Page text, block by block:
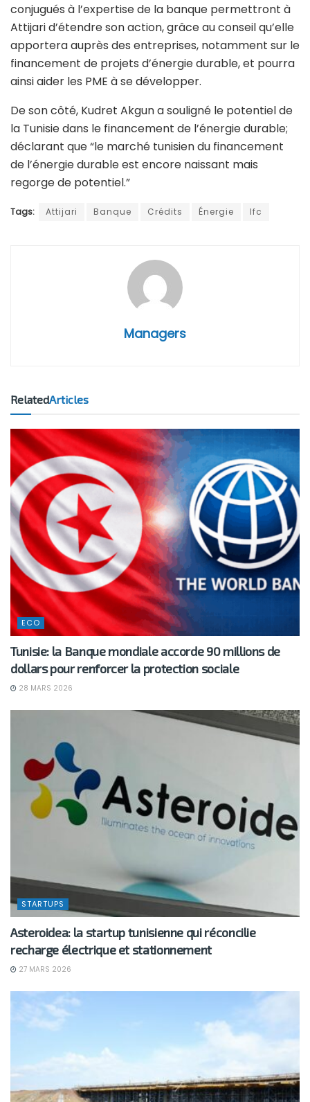
conjugués à l’expertise de la banque permettront à
Attijari d’étendre son action, grâce au conseil qu’elle
apportera auprès des entreprises, notamment sur le
financement de projets d’énergie durable, et pourra
ainsi aider les PME à se développer.
De son côté, Kudret Akgun a souligné le potentiel de
la Tunisie dans le financement de l’énergie durable;
déclarant que “le marché tunisien du financement
de l’énergie durable est encore naissant mais
regorge de potentiel.”
Tags: Attijari Banque Crédits Énergie Ifc
Managers
RelatedArticles
ECO
Tunisie: la Banque mondiale accorde 90 millions de
dollars pour renforcer la protection sociale
28 MARS 2026
STARTUPS
Asteroidea: la startup tunisienne qui réconcilie
recharge électrique et stationnement
27 MARS 2026